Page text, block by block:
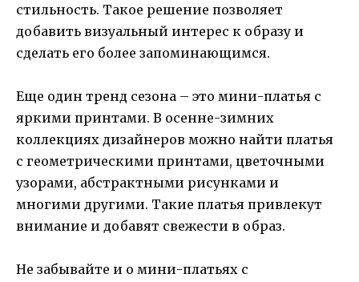
стильность. Такое решение позволяет
добавить визуальный интерес к образу и
сделать его более запоминающимся.
Еще один тренд сезона – это мини-платья с
яркими принтами. В осенне-зимних
коллекциях дизайнеров можно найти платья
с геометрическими принтами, цветочными
узорами, абстрактными рисунками и
многими другими. Такие платья привлекут
внимание и добавят свежести в образ.
Не забывайте и о мини-платьях с